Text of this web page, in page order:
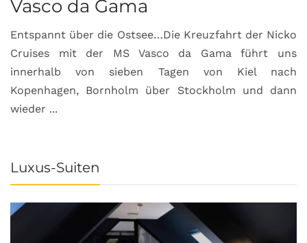
Vasco da Gama
Entspannt über die Ostsee…Die Kreuzfahrt der Nicko
Cruises mit der MS Vasco da Gama führt uns
innerhalb von sieben Tagen von Kiel nach
Kopenhagen, Bornholm über Stockholm und dann
wieder ...
Luxus-Suiten